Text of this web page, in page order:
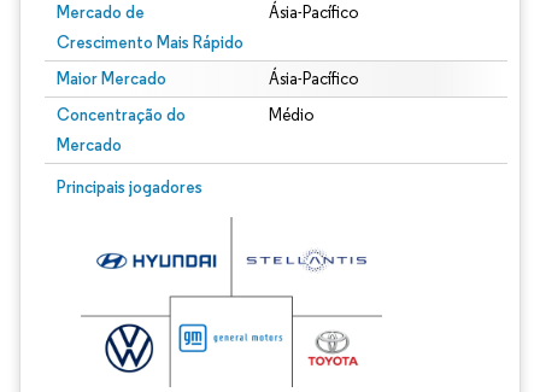
Mercado de
Crescimento Mais Rápido
Ásia-Pacífico
Maior Mercado Ásia-Pacífico
Concentração do
Mercado
Médio
Principais jogadores
Imagem © Mordor Intelligence. O reuso requer atribuição conforme CC BY 4.0.